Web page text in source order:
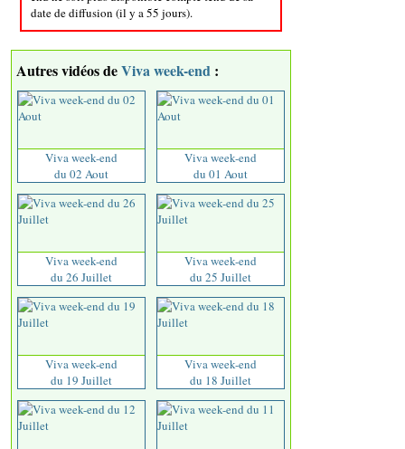
date de diffusion (il y a 55 jours).
Autres vidéos deViva week-end :
Viva week-end
du 02 Aout
Viva week-end
du 01 Aout
Viva week-end
du 26 Juillet
Viva week-end
du 25 Juillet
Viva week-end
du 19 Juillet
Viva week-end
du 18 Juillet